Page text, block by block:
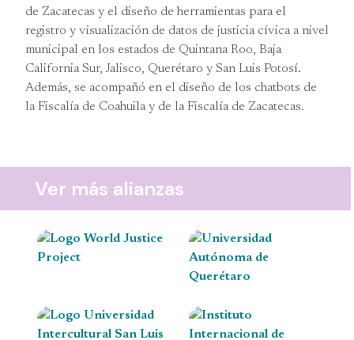
de Zacatecas y el diseño de herramientas para el
registro y visualización de datos de justicia cívica a nivel
municipal en los estados de Quintana Roo, Baja
California Sur, Jalisco, Querétaro y San Luis Potosí.
Además, se acompañó en el diseño de los chatbots de
la Fiscalía de Coahuila y de la Fiscalía de Zacatecas.
Ver más alianzas